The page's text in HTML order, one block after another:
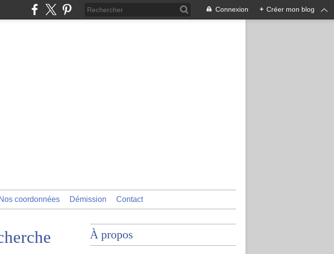
Connexion + Créer mon blog
Nos coordonnées Démission Contact
À propos